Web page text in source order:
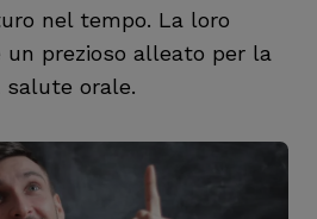
nel tempo. La loro
prezioso alleato per la
salute orale.